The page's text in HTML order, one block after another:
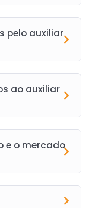
pelo auxiliar
ao auxiliar
e o mercado